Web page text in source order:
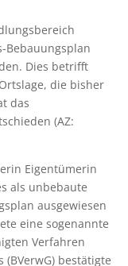
Bebauungsplan
Dies betrifft
die bisher
das
(AZ:
Eigentümerin
als unbebaute
ausgewiesen
eine sogenannte
Verfahren
(BVerwG) bestätigte